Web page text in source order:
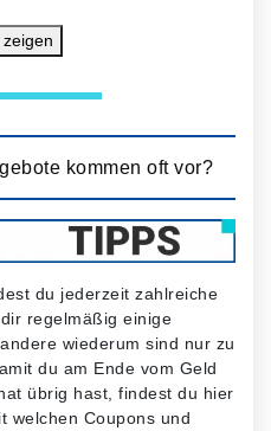
zeigen
kommen oft vor?
du jederzeit zahlreiche
regelmäßig einige
wiederum sind nur zu
du am Ende vom Geld
übrig hast, findest du hier
welchen Coupons und